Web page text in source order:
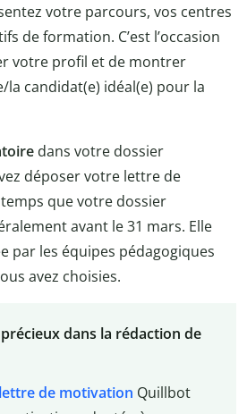
votre parcours, vos centres
de formation. C’est l’occasion
votre profil et de montrer
candidat(e) idéal(e) pour la
dans votre dossier
déposer votre lettre de
que votre dossier
avant le 31 mars. Elle
par les équipes pédagogiques
avez choisies.
dans la rédaction de
de motivation Quillbot